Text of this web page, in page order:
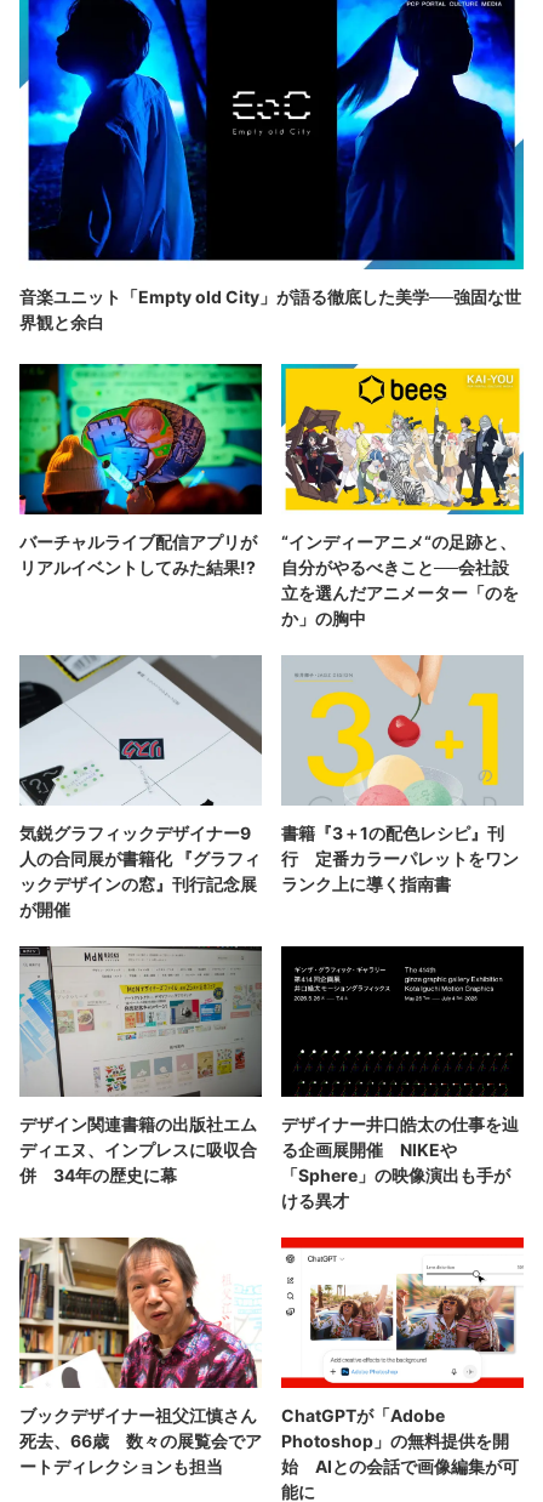
音楽ユニット「Empty old City」が語る徹底した美学──強固な世
界観と余白
バーチャルライブ配信アプリが
リアルイベントしてみた結果!?
“インディーアニメ“の足跡と、
自分がやるべきこと──会社設
立を選んだアニメーター「のを
か」の胸中
気鋭グラフィックデザイナー9
人の合同展が書籍化 『グラフィ
ックデザインの窓』刊行記念展
が開催
書籍『3＋1の配色レシピ』刊
行 定番カラーパレットをワン
ランク上に導く指南書
デザイン関連書籍の出版社エム
ディエヌ、インプレスに吸収合
併 34年の歴史に幕
デザイナー井口皓太の仕事を辿
る企画展開催 NIKEや
「Sphere」の映像演出も手が
ける異才
ブックデザイナー祖父江慎さん
死去、66歳 数々の展覧会でア
ートディレクションも担当
ChatGPTが「Adobe
Photoshop」の無料提供を開
始 AIとの会話で画像編集が可
能に